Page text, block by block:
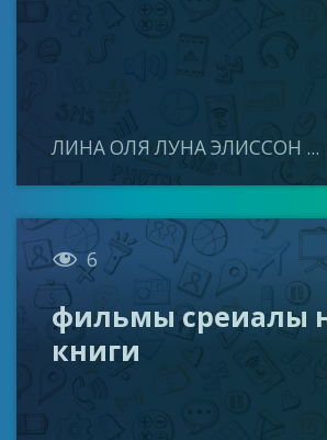
ЛИНА ОЛЯ ЛУНА ЭЛИССОН ...
 6
фильмы среиалы
книги